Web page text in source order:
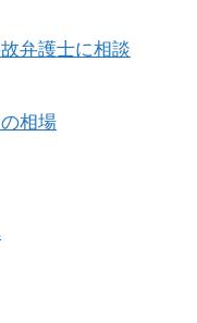
弁護士に相談
相場